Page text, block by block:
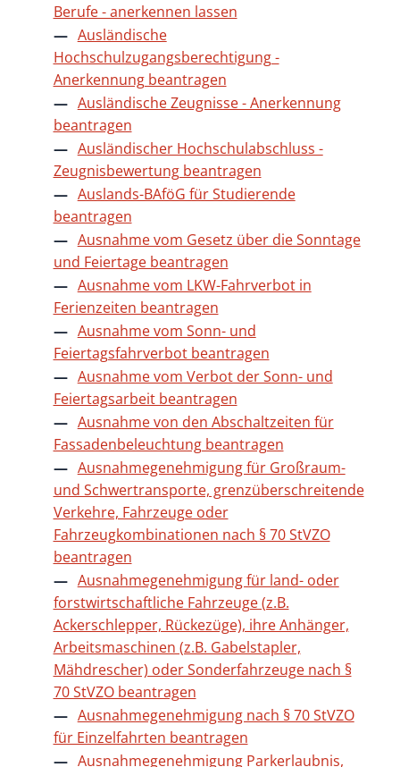
Berufe - anerkennen lassen
Ausländische
Hochschulzugangsberechtigung -
Anerkennung beantragen
Ausländische Zeugnisse - Anerkennung
beantragen
Ausländischer Hochschulabschluss -
Zeugnisbewertung beantragen
Auslands-BAföG für Studierende
beantragen
Ausnahme vom Gesetz über die Sonntage
und Feiertage beantragen
Ausnahme vom LKW-Fahrverbot in
Ferienzeiten beantragen
Ausnahme vom Sonn- und
Feiertagsfahrverbot beantragen
Ausnahme vom Verbot der Sonn- und
Feiertagsarbeit beantragen
Ausnahme von den Abschaltzeiten für
Fassadenbeleuchtung beantragen
Ausnahmegenehmigung für Großraum-
und Schwertransporte, grenzüberschreitende
Verkehre, Fahrzeuge oder
Fahrzeugkombinationen nach § 70 StVZO
beantragen
Ausnahmegenehmigung für land- oder
forstwirtschaftliche Fahrzeuge (z.B.
Ackerschlepper, Rückezüge), ihre Anhänger,
Arbeitsmaschinen (z.B. Gabelstapler,
Mähdrescher) oder Sonderfahrzeuge nach §
70 StVZO beantragen
Ausnahmegenehmigung nach § 70 StVZO
für Einzelfahrten beantragen
Ausnahmegenehmigung Parkerlaubnis,